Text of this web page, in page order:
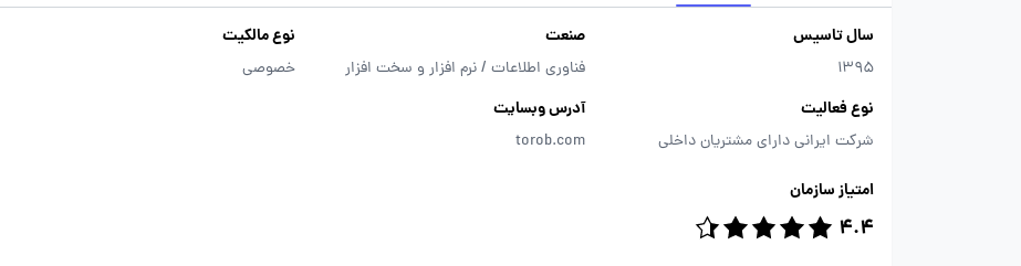
سال تاسیس
1395
صنعت
فناوری اطلاعات / نرم افزار و سخت افزار
نوع مالکیت
خصوصی
نوع فعالیت
شرکت ایرانی دارای مشتریان داخلی
آدرس وبسایت
torob.com
امتیاز سازمان
4.4